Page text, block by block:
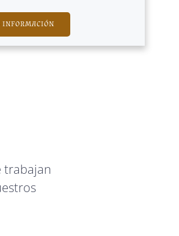
INFORMACIÓN
trabajan